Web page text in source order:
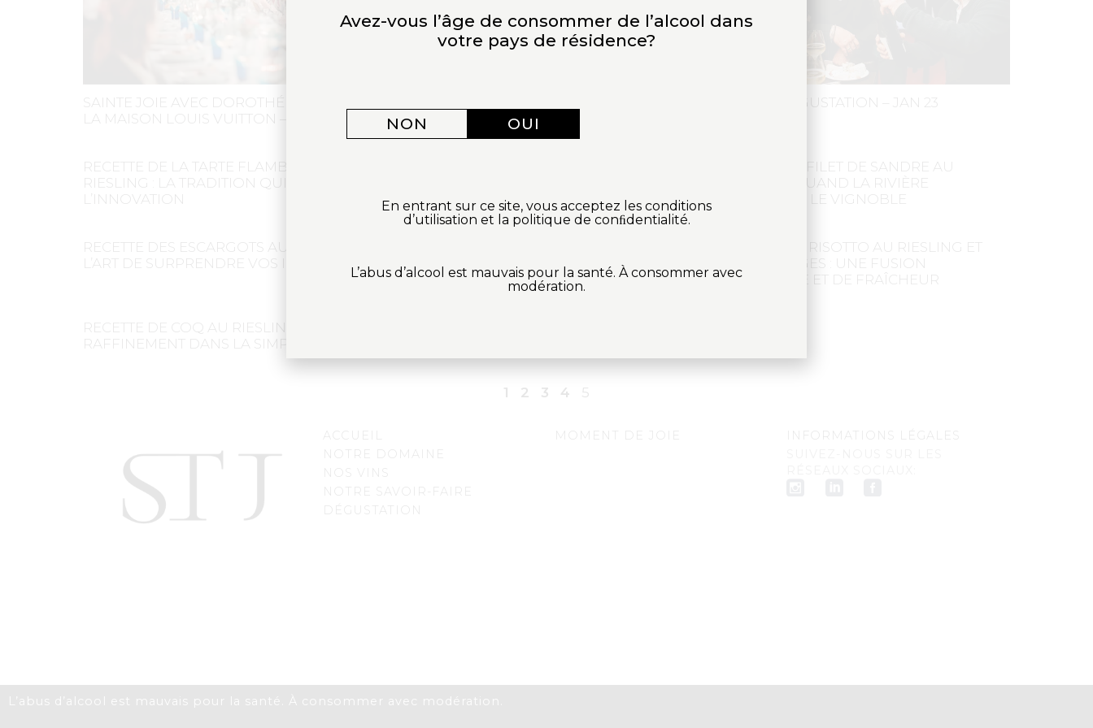
SAINTE JOIE AVEC DOROTHÉE GILBERT À
LA MAISON LOUIS VUITTON – AVR 23
ATELIER DEGUSTATION – JAN 23
RECETTE DE LA TARTE FLAMBÉE AU
RIESLING : LA TRADITION QUI OSE
L’INNOVATION
RECETTE DE FILET DE SANDRE AU
RIESLING : QUAND LA RIVIÈRE
RENCONTRE LE VIGNOBLE
RECETTE DES ESCARGOTS AU RIESLING :
L’ART DE SURPRENDRE VOS INVITÉS
BEURRE DE RIESLING : UN AIR MARIN EN
ALSACE
RECETTE DU RISOTTO AU RIESLING ET
AUX ASPERGES : UNE FUSION
D’ÉLÉGANCE ET DE FRAÎCHEUR
RECETTE DE COQ AU RIESLING : LE
RAFFINEMENT DANS LA SIMPLICITÉ
1 2 3 4 5
ACCUEIL
NOTRE DOMAINE
NOTRE SAVOIR-FAIRE
DÉGUSTATION
MOMENT DE JOIE
INFORMATIONS LÉGALES
L’abus d’alcool est mauvais pour la santé. À consommer avec modération.
Avez-vous l’âge de consommer de l’alcool dans
votre pays de résidence?
NON OUI
En entrant sur ce site, vous acceptez les conditions
d’utilisation et la politique de conﬁdentialité.
L’abus d’alcool est mauvais pour la santé. À consommer avec
modération.